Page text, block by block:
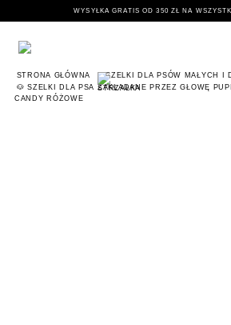
WYSYŁKA GRATIS OD 350 ZŁ NA
STRONA GŁÓWNA
SZELKI DLA PSÓW MAŁYCH I
🐶 SZELKI DLA PSA ZAKŁADANE PRZEZ GŁOWĘ
CANDY RÓŻOWE